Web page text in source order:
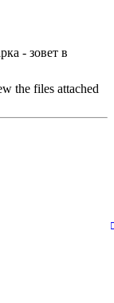
- зовет в
the files attached